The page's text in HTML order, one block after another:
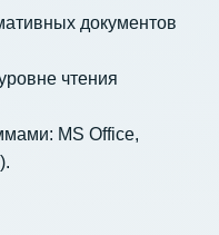
документов
чтения
MS Office,